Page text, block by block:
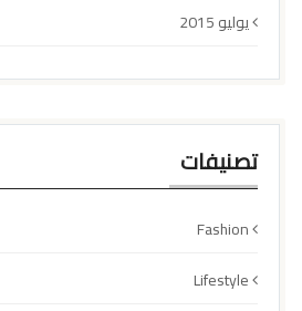
يوليو 2015
تصنيفات
Fashion
Lifestyle